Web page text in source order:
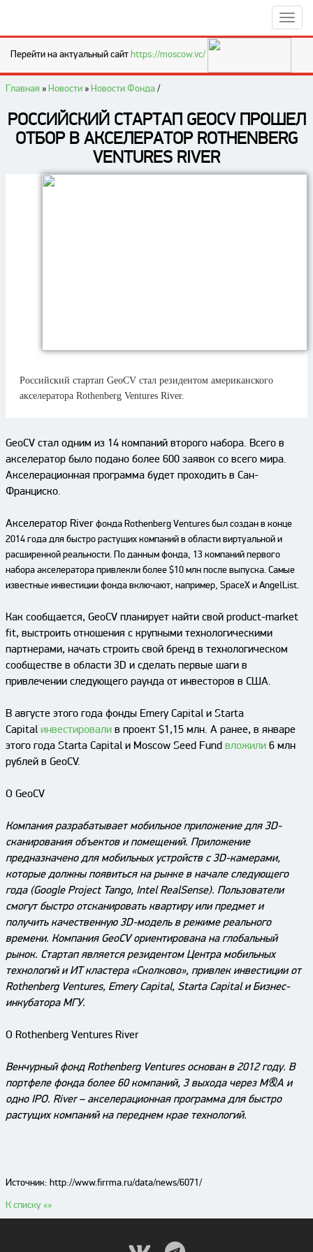
Перейти на актуальный сайтhttps://moscow.vc/
Главная »Новости»Новости Фонда/
РОССИЙСКИЙ СТАРТАП GEOCV ПРОШЕЛ
ОТБОР В АКСЕЛЕРАТОР ROTHENBERG
VENTURES RIVER
Российский стартап GeoCV стал резидентом американского
акселератора Rothenberg Ventures River.
GeoCV стал одним из 14 компаний второго набора. Всего в
акселератор было подано более 600 заявок со всего мира.
Акселерационная программа будет проходить в Сан-
Франциско.
Акселератор Riverфонда Rothenberg Venturesбыл создан в конце
2014 года для быстро растущих компаний в области виртуальной и
расширенной реальности. По данным фонда, 13 компаний первого
набора акселератора привлекли более $10 млн после выпуска. Самые
известные инвестиции фонда включают, например, SpaceX и AngelList.
Как сообщается, GeoCV планирует найти свой product-market
fit, выстроить отношения с крупными технологическими
партнерами, начать строить свой бренд в технологическом
сообществе в области 3D и сделать первые шаги в
привлечении следующего раунда от инвесторов в США.
В августе этого года фонды Emery Capital и Starta
Capital инвестировали в проект $1,15 млн. А ранее, в январе
этого года Starta Capital и Moscow Seed Fund вложили 6 млн
рублей в GeoCV.
О GeoCV
Компания разрабатывает мобильное приложение для 3D-
сканирования объектов и помещений. Приложение
предназначено для мобильных устройств с 3D-камерами,
которые должны появиться на рынке в начале следующего
года (Google Project Tango, Intel RealSense). Пользователи
смогут быстро отсканировать квартиру или предмет и
получить качественную 3D-модель в режиме реального
времени. Компания GeoCV ориентирована на глобальный
рынок. Стартап является резидентом Центра мобильных
технологий и ИТ кластера «Сколково», привлек инвестиции от
Rothenberg Ventures, Emery Capital, Starta Capital и Бизнес-
инкубатора МГУ.
О Rothenberg Ventures River
Венчурный фонд Rothenberg Ventures основан в 2012 году. В
портфеле фонда более 60 компаний, 3 выхода через M&A и
одно IPO. River – акселерационная программа для быстро
растущих компаний на переднем крае технологий.
Источник: http://www.firrma.ru/data/news/6071/
К списку «»